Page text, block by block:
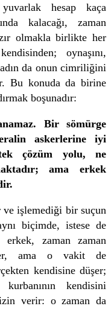
hesap kaça
kalacağı, zaman
olmakla birlikte her
oynaşını,
da onun cimriliğini
Bu konuda da birine
boşunadır:
Bir sömürge
askerlerine iyi
tek çözüm yolu, ne
ama erkek
ve işlemediği bir suçun
biçimde, istese de
erkek, zaman zaman
ama o vakit de
kendisine düşer;
kendisini
verir: o zaman da